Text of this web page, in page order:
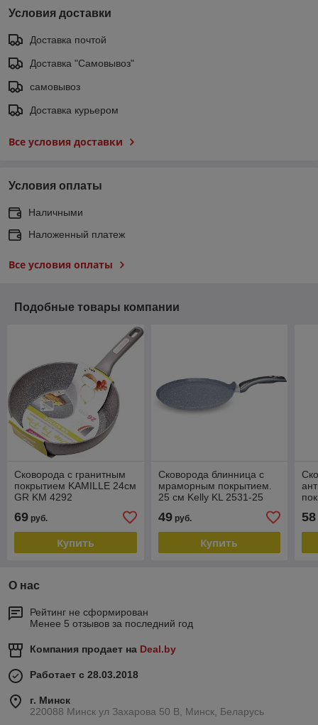
Условия доставки
Доставка почтой
Доставка "Самовывоз"
самовывоз
Доставка курьером
Все условия доставки
Условия оплаты
Наличными
Наложенный платеж
Все условия оплаты
Подобные товары компании
Сковорода с гранитным
покрытием KAMILLE 24см
GR KM 4292
69 руб.
Купить
Сковорода блинница c
мраморным покрытием.
25 см Kelly KL 2531-25
49руб.
Купить
58
О нас
Рейтинг не сформирован
Менее 5 отзывов за последний год
Компания продает на Deal.by
Работает с 28.03.2018
г. Минск
220088 Минск ул Захарова 50 В, Минск, Беларусь